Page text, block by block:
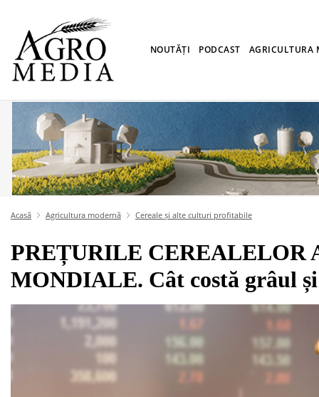
NOUTĂȚI PODCAST AGRICULTURA
Acasă Agricultura modernă Cereale și alte culturi profitabile
PREȚURILE CEREALELOR
MONDIALE. Cât costă grâul